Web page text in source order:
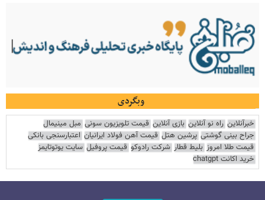
وبگردی
خبرآنلاین راه نو آنلاین بازی آنلاین قیمت تلویزیون سونی مبل مینیمال
جراح بینی گوشتی پرشین هتل قیمت آهن فولاد ایرانیان اعتبارسنجی بانکی
قیمت طلا امروز بلیط قطار شرکت رادوکو قیمت پروفیل سایت یوتوتایمز
خرید اکانت chatgpt